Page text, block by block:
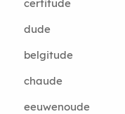
certitude
dude
belgitude
chaude
eeuwenoude